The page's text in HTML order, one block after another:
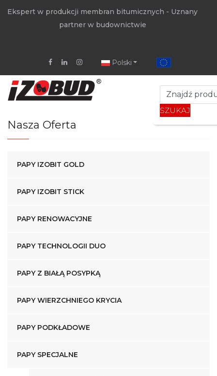
Ekspert w produkcji membran bitumicznych - Uznany
partner w budownictwie
Polski
Nasza Oferta
PAPY IZOBIT GOLD
PAPY IZOBIT STICK
PAPY RENOWACYJNE
PAPY TECHNOLOGII DUO
PAPY Z BIAŁĄ POSYPKĄ
PAPY WIERZCHNIEGO KRYCIA
PAPY PODKŁADOWE
PAPY SPECJALNE
SZUKAJ